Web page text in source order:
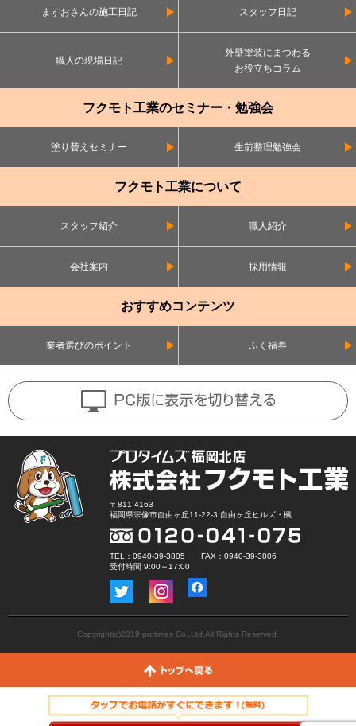
ますおさんの施工日記 スタッフ日記
職人の現場日記
外壁塗装にまつわる
お役立ちコラム
フクモト工業のセミナー・勉強会
塗り替えセミナー 生前整理勉強会
フクモト工業について
スタッフ紹介 職人紹介
会社案内 採用情報
おすすめコンテンツ
業者選びのポイント ふく福券
〒811-4163
福岡県宗像市自由ヶ丘11-22-3 自由ヶ丘ヒルズ・楓
TEL：0940-39-3805 FAX：0940-39-3806
受付時間 9:00～17:00
Copyright(c)2019 protimes Co.,Ltd.All Rights Reserved.